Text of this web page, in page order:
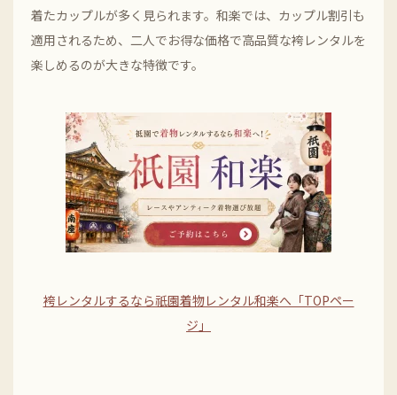
着たカップルが多く見られます。和楽では、カップル割引も
適用されるため、二人でお得な価格で高品質な袴レンタルを
楽しめるのが大きな特徴です。
袴レンタルするなら祇園着物レンタル和楽へ「TOPペー
ジ」